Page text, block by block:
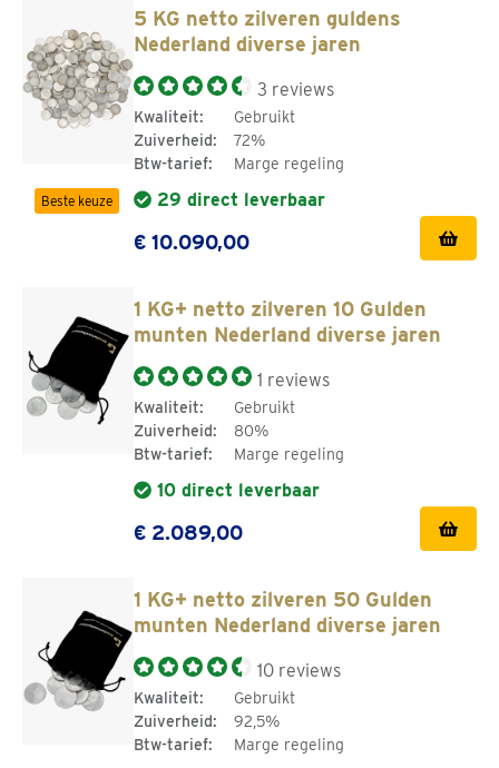
Beste keuze
5 KG netto zilveren guldens
Nederland diverse jaren
3 reviews
Kwaliteit:
Gebruikt
Zuiverheid:
72%
Btw-tarief:
Marge regeling
29 direct leverbaar
€ 10.090,00
1 KG+ netto zilveren 10 Gulden
munten Nederland diverse jaren
1 reviews
Kwaliteit:
Gebruikt
Zuiverheid:
80%
Btw-tarief:
Marge regeling
10 direct leverbaar
€ 2.089,00
1 KG+ netto zilveren 50 Gulden
munten Nederland diverse jaren
10 reviews
Kwaliteit:
Gebruikt
Zuiverheid:
92,5%
Btw-tarief:
Marge regeling